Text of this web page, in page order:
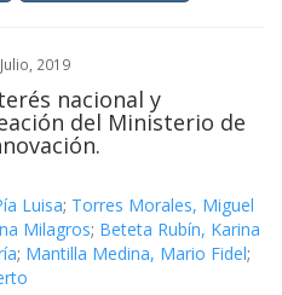
2019
nacional y
del Ministerio de
Luisa; Torres Morales, Miguel
Milagros; Beteta Rubín, Karina
; Mantilla Medina, Mario Fidel;